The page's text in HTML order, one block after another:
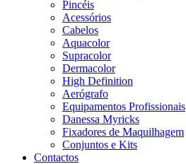
Pincéis
Acessórios
Cabelos
Aquacolor
Supracolor
Dermacolor
High Definition
Aerógrafo
Equipamentos Profissionais
Danessa Myricks
Fixadores de Maquilhagem
Conjuntos e Kits
Contactos